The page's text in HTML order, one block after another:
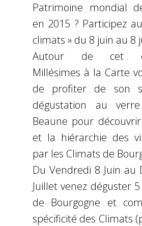
Patrimoine mondial
en 2015 ? Participez
climats » du 8 juin au 8
Autour de cet
Millésimes à la Carte
de profiter de son
dégustation au
Beaune pour
et la hiérarchie des
par les Climats de
Du Vendredi 8 Juin au
Juillet venez déguster
de Bourgogne et
spécificité des Climats